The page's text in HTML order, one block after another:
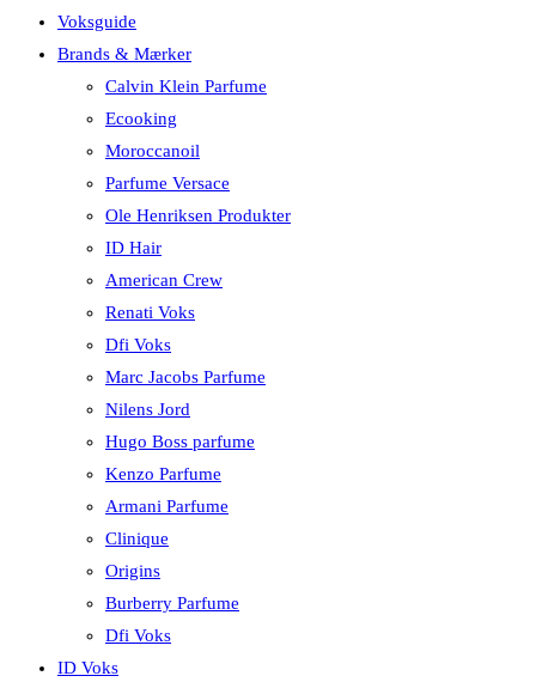
Voksguide
Brands & Mærker
Calvin Klein Parfume
Ecooking
Moroccanoil
Parfume Versace
Ole Henriksen Produkter
ID Hair
American Crew
Renati Voks
Dfi Voks
Marc Jacobs Parfume
Nilens Jord
Hugo Boss parfume
Kenzo Parfume
Armani Parfume
Clinique
Origins
Burberry Parfume
Dfi Voks
ID Voks